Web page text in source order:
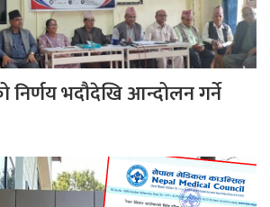
भदौदेखि आन्दोलन गर्ने